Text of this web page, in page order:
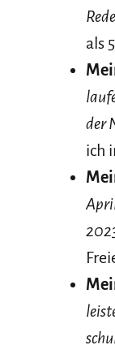
als
der
ich